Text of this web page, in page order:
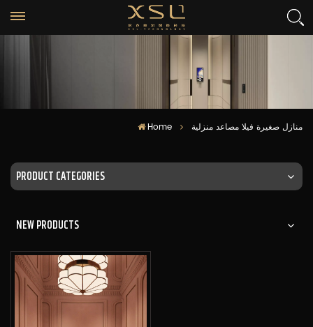
Home منازل صغيرة فيلا مصاعد منزلية
PRODUCT CATEGORIES
NEW PRODUCTS